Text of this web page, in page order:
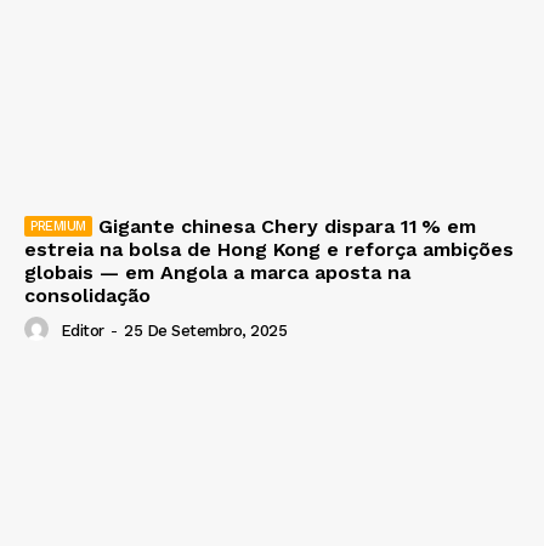
Gigante chinesa Chery dispara 11 % em
estreia na bolsa de Hong Kong e reforça ambições
globais — em Angola a marca aposta na
consolidação
Editor - 25 De Setembro, 2025